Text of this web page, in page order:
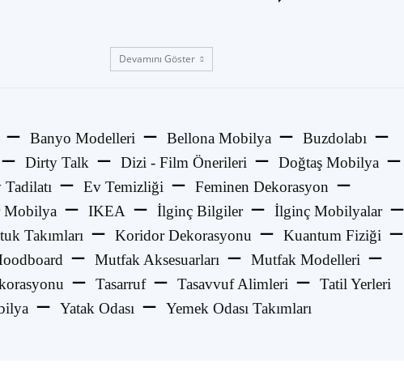
Devamını Göster
Banyo Modelleri Bellona Mobilya
Buzdolabı
Dirty Talk Dizi - Film Önerileri
Doğtaş Mobilya
Tadilatı Ev Temizliği
Feminen Dekorasyon
Mobilya IKEA İlginç Bilgiler
İlginç Mobilyalar
Takımları Koridor Dekorasyonu
Kuantum Fiziği
Mutfak Aksesuarları
Mutfak Modelleri
Tasarruf Tasavvuf Alimleri
Tatil Yerleri
Yatak Odası Yemek Odası Takımları